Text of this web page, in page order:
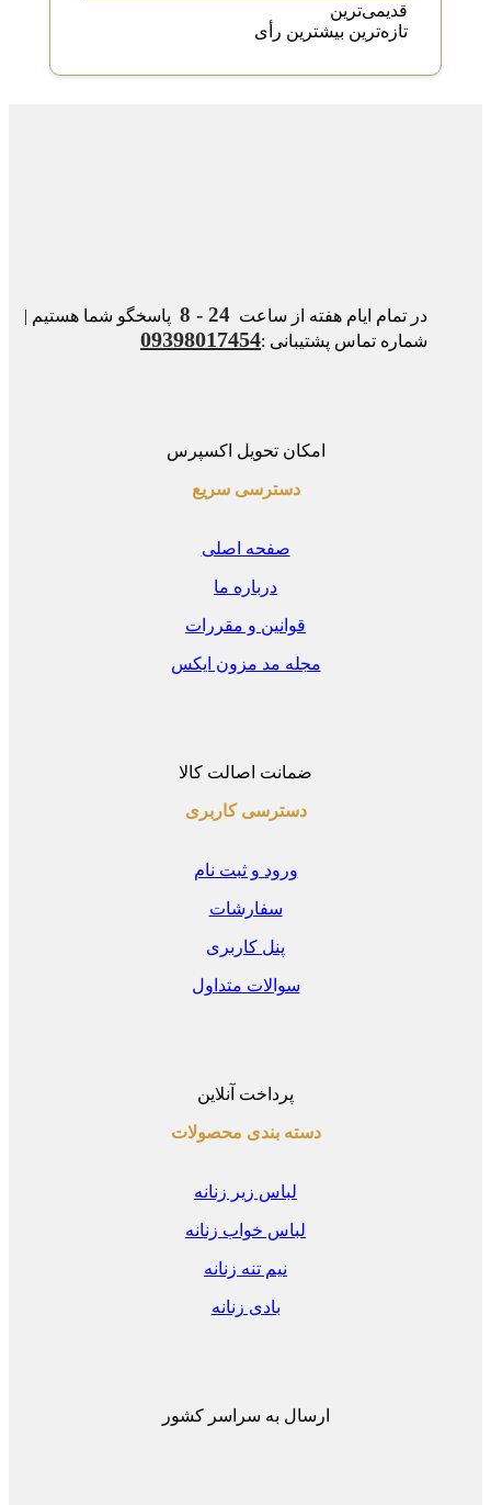
قدیمی‌ترین
تازه‌ترین بیشترین رأی
در تمام ایام هفته از ساعت24 - 8
پاسخگو شما هستیم |
شماره تماس پشتیبانی :09398017454
امکان تحویل اکسپرس
دسترسی سریع
صفحه اصلی
درباره ما
قوانین و مقررات
مجله مد مزون ایکس
ضمانت اصالت کالا
دسترسی کاربری
ورود و ثبت نام
سفارشات
پنل کاربری
سوالات متداول
پرداخت آنلاین
دسته بندی محصولات
لباس زیر زنانه
لباس خواب زنانه
نیم تنه زنانه
بادی زنانه
ارسال به سراسر کشور